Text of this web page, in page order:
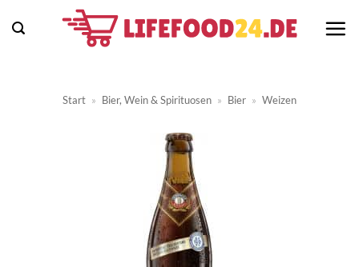
Inhalt
Start » Bier, Wein & Spirituosen » Bier » Weizen